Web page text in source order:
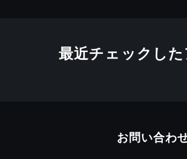
最近チェックし
お問い合わ